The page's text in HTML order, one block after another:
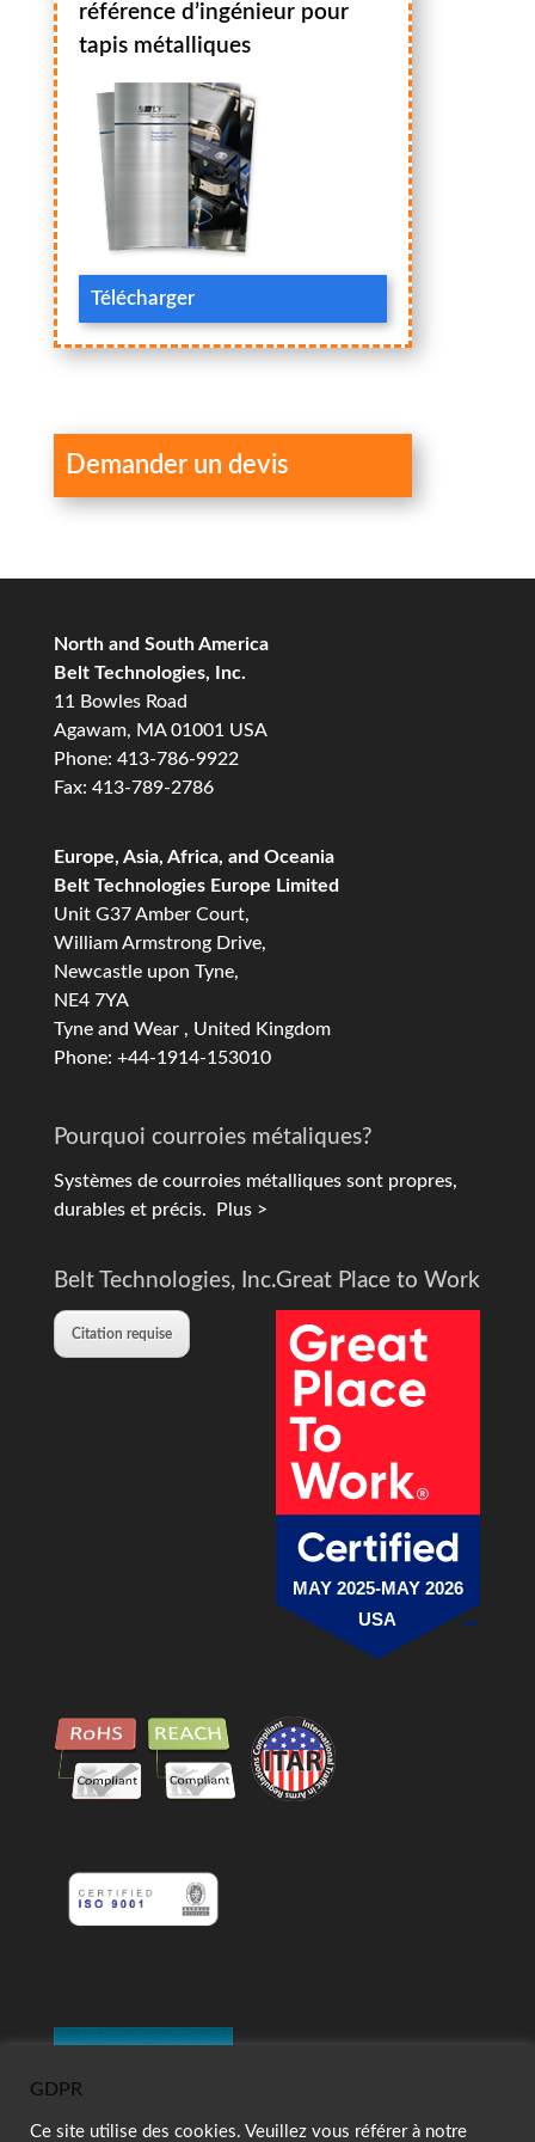
référence d’ingénieur pour
tapis métalliques
Télécharger
Demander un devis
North and South America
Belt Technologies, Inc.
11 Bowles Road
Agawam, MA 01001 USA
Phone: 413-786-9922
Fax: 413-789-2786
Europe, Asia, Africa, and Oceania
Belt Technologies Europe Limited
Unit G37 Amber Court,
William Armstrong Drive,
Newcastle upon Tyne,
NE4 7YA
Tyne and Wear , United Kingdom
Phone: +44-1914-153010
Pourquoi courroies métaliques?
Systèmes de courroies métalliques sont propres,
durables et précis. Plus >
Belt Technologies, Inc.
Citation requise
Great Place to Work
MAY 2025-MAY 2026
USA
GDPR
Ce site utilise des cookies. Veuillez vous référer à notre